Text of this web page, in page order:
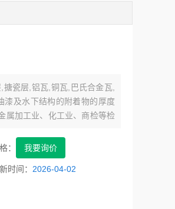
瓷层,铝瓦,铜瓦,巴氏合金瓦,
漆及水下结构的附着物的厚度
属加工业、化工业、商检等检
： 我要询价
时间： 2026-04-02